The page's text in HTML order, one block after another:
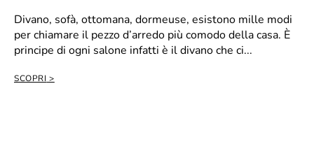
Divano, sofà, ottomana, dormeuse, esistono mille modi
per chiamare il pezzo d’arredo più comodo della casa. È
principe di ogni salone infatti è il divano che ci...
SCOPRI